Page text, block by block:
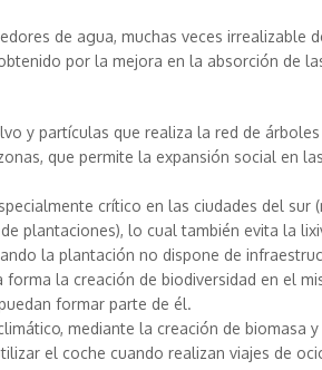
de agua, muchas veces irrealizable
por la mejora en la absorción de
y partículas que realiza la red de
que permite la expansión social en
crítico en las ciudades del sur
plantaciones), lo cual también evita la
la plantación no dispone de
la creación de biodiversidad en el
formar parte de él.
mediante la creación de biomasa
el coche cuando realizan viajes de